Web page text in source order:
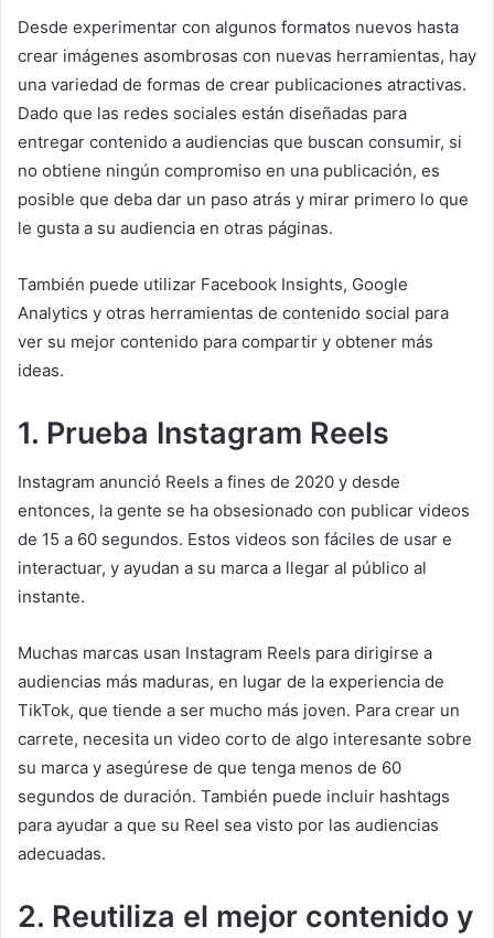
Desde experimentar con algunos formatos nuevos hasta
crear imágenes asombrosas con nuevas herramientas, hay
una variedad de formas de crear publicaciones atractivas.
Dado que las redes sociales están diseñadas para
entregar contenido a audiencias que buscan consumir, si
no obtiene ningún compromiso en una publicación, es
posible que deba dar un paso atrás y mirar primero lo que
le gusta a su audiencia en otras páginas.
También puede utilizar Facebook Insights, Google
Analytics y otras herramientas de contenido social para
ver su mejor contenido para compartir y obtener más
ideas.
1. Prueba Instagram Reels
Instagram anunció Reels a fines de 2020 y desde
entonces, la gente se ha obsesionado con publicar videos
de 15 a 60 segundos. Estos videos son fáciles de usar e
interactuar, y ayudan a su marca a llegar al público al
instante.
Muchas marcas usan Instagram Reels para dirigirse a
audiencias más maduras, en lugar de la experiencia de
TikTok, que tiende a ser mucho más joven. Para crear un
carrete, necesita un video corto de algo interesante sobre
su marca y asegúrese de que tenga menos de 60
segundos de duración. También puede incluir hashtags
para ayudar a que su Reel sea visto por las audiencias
adecuadas.
2. Reutiliza el mejor contenido y